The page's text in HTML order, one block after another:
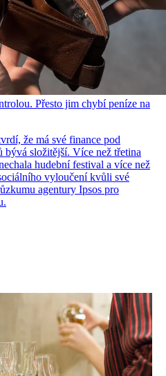
Přesto jim chybí peníze na
že má své finance pod
složitější. Více než třetina
hudební festival a více než
vyloučení kvůli své
agentury Ipsos pro